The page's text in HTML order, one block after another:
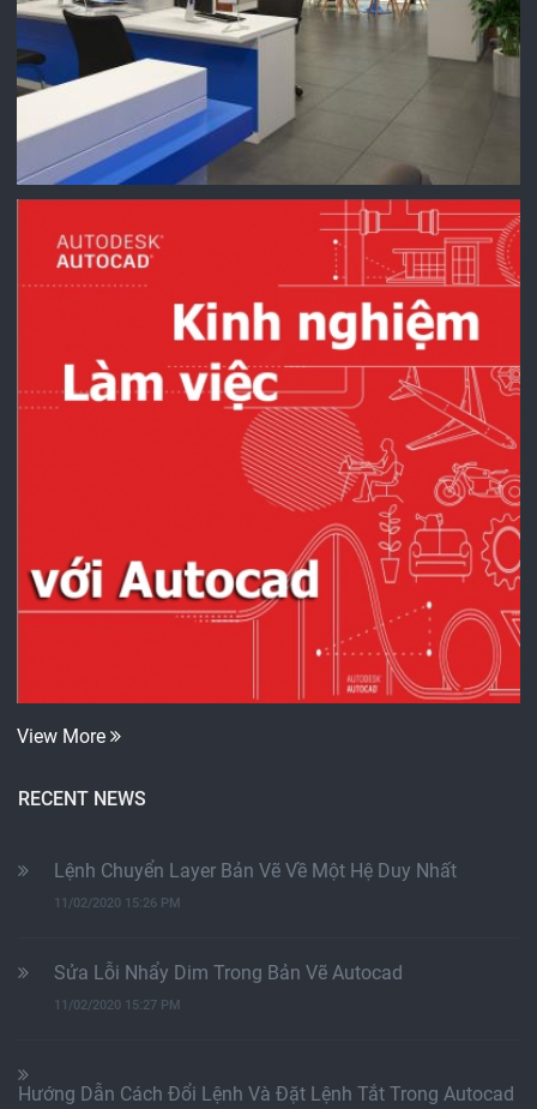
View More
RECENT NEWS
Lệnh Chuyển Layer Bản Vẽ Về Một Hệ Duy Nhất
11/02/2020 15:26 PM
Sửa Lỗi Nhẩy Dim Trong Bản Vẽ Autocad
11/02/2020 15:27 PM
Hướng Dẫn Cách Đổi Lệnh Và Đặt Lệnh Tắt Trong Autocad